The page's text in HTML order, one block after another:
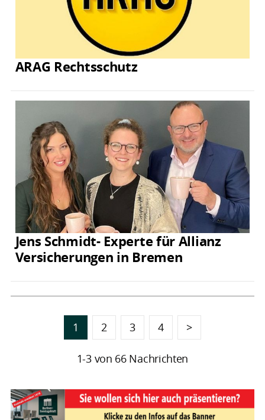
ARAG Rechtsschutz
Jens Schmidt- Experte für Allianz
Versicherungen in Bremen
1 2 3 4 >
1-3 von 66 Nachrichten